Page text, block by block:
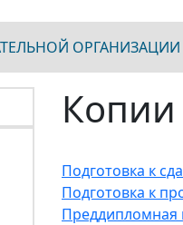
ОРГАНИЗАЦИИ
Подготовка к
Подготовка к
Преддипломная